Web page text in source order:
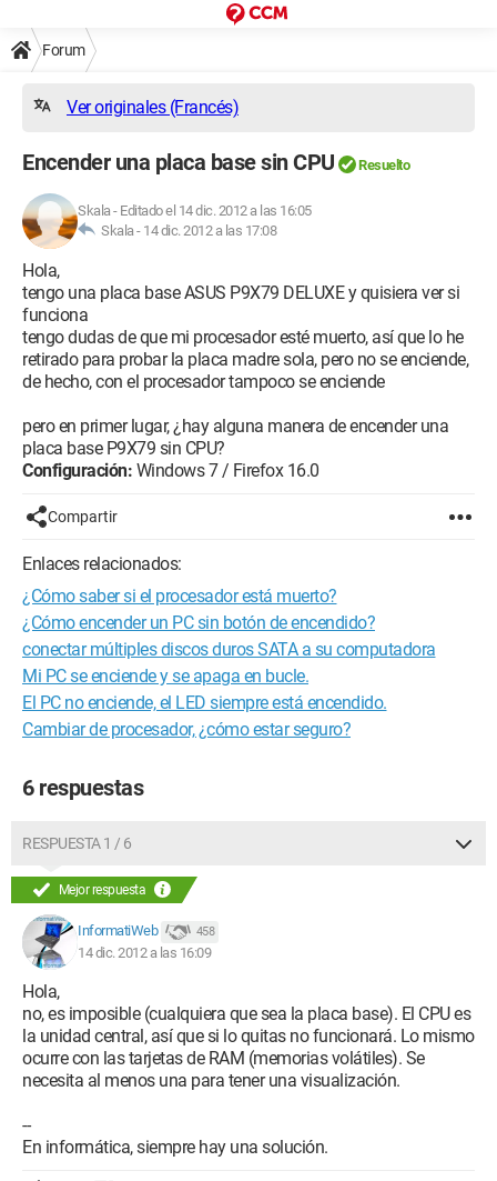
Forum
Ver originales (Francés)
Encender una placa base sin CPU Resuelto
Skala- Editado el 14 dic. 2012 a las 16:05
Skala - 14 dic. 2012 a las 17:08
Hola,
tengo una placa base ASUS P9X79 DELUXE y quisiera ver si
funciona
tengo dudas de que mi procesador esté muerto, así que lo he
retirado para probar la placa madre sola, pero no se enciende,
de hecho, con el procesador tampoco se enciende
pero en primer lugar, ¿hay alguna manera de encender una
placa base P9X79 sin CPU?
Configuración: Windows 7 / Firefox 16.0
Compartir
Enlaces relacionados:
¿Cómo saber si el procesador está muerto?
¿Cómo encender un PC sin botón de encendido?
conectar múltiples discos duros SATA a su computadora
Mi PC se enciende y se apaga en bucle.
El PC no enciende, el LED siempre está encendido.
Cambiar de procesador, ¿cómo estar seguro?
6 respuestas
RESPUESTA 1 / 6
Mejor respuesta
InformatiWeb 458
14 dic. 2012 a las 16:09
Hola,
no, es imposible (cualquiera que sea la placa base). El CPU es
la unidad central, así que si lo quitas no funcionará. Lo mismo
ocurre con las tarjetas de RAM (memorias volátiles). Se
necesita al menos una para tener una visualización.
--
En informática, siempre hay una solución.